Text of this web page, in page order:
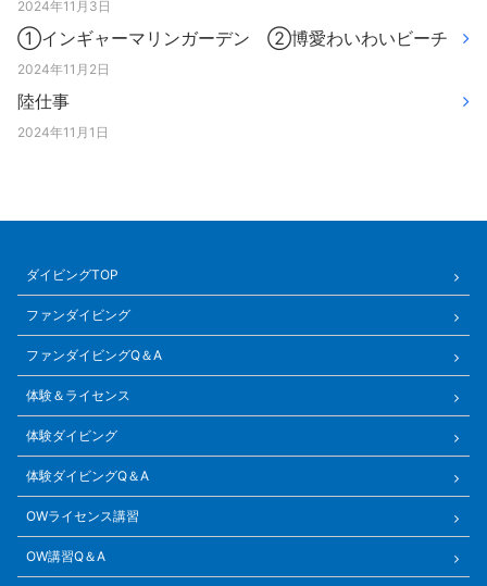
2024年11月3日
①インギャーマリンガーデン ②博愛わいわいビーチ
2024年11月2日
陸仕事
2024年11月1日
ダイビングTOP
ファンダイビング
ファンダイビングQ＆A
体験＆ライセンス
体験ダイビング
体験ダイビングQ＆A
OWライセンス講習
OW講習Q＆A